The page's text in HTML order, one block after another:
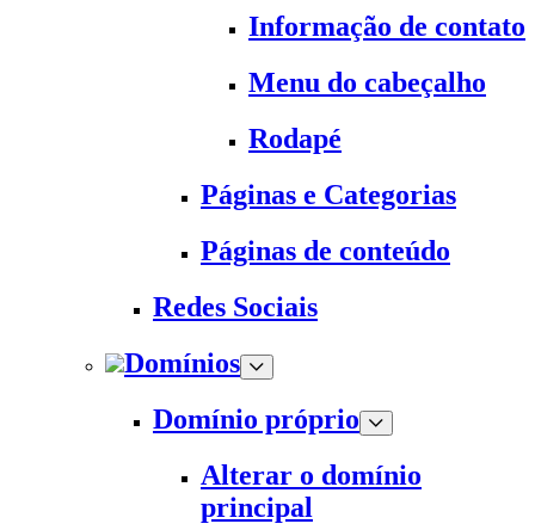
Informação de contato
Menu do cabeçalho
Rodapé
Páginas e Categorias
Páginas de conteúdo
Redes Sociais
Domínios
Domínio próprio
Alterar o domínio
principal